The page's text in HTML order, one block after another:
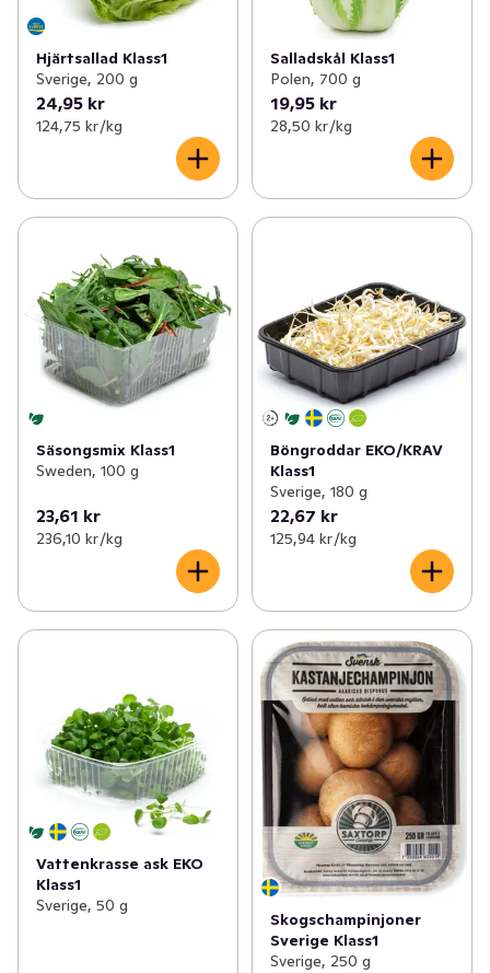
Hjärtsallad Klass1
Sverige, 200 g
24,95 kr
124,75 kr /kg
Salladskål Klass1
Polen, 700 g
19,95 kr
28,50 kr /kg
Säsongsmix Klass1
Sweden, 100 g
23,61 kr
236,10 kr /kg
Böngroddar EKO/KRAV
Klass1
Sverige, 180 g
22,67 kr
125,94 kr /kg
Vattenkrasse ask EKO
Klass1
Sverige, 50 g
Skogschampinjoner
Sverige Klass1
Sverige, 250 g